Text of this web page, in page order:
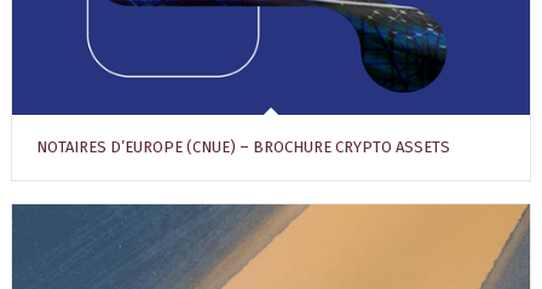
NOTAIRES D’EUROPE (CNUE) – BROCHURE CRYPTO ASSETS